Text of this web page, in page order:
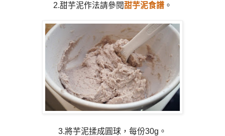
2.甜芋泥作法請參閱甜芋泥食譜。
3.將芋泥揉成圓球，每份30g。